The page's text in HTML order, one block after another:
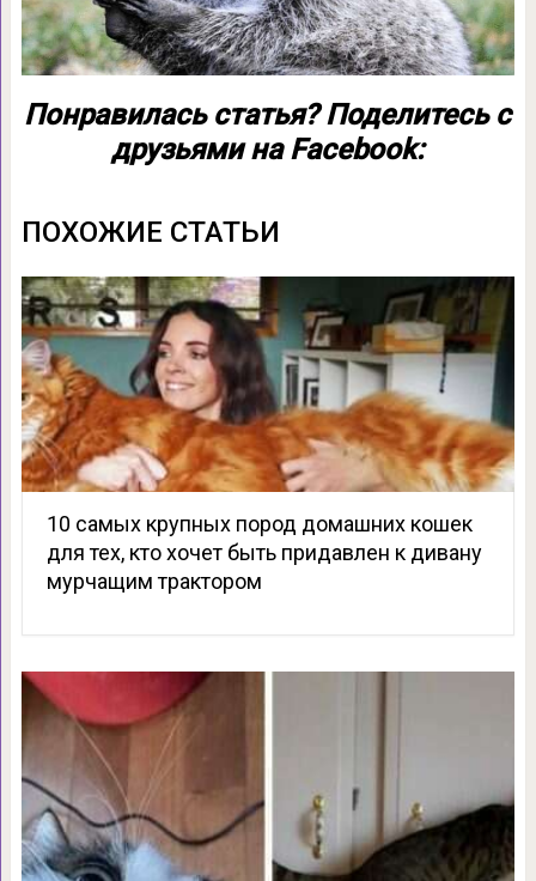
Понравилась статья? Поделитесь с
друзьями на Facebook:
ПОХОЖИЕ СТАТЬИ
10 самых крупных пород домашних кошек
для тех, кто хочет быть придавлен к дивану
мурчащим трактором